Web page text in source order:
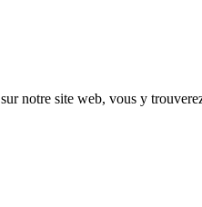
sur notre site web, vous y